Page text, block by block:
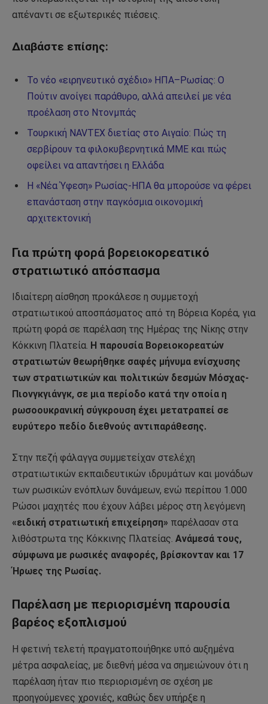
απέναντι σε εξωτερικές πιέσεις.
Διαβάστε επίσης:
Το νέο «ειρηνευτικό σχέδιο» ΗΠΑ–Ρωσίας: Ο
Πούτιν ανοίγει παράθυρο, αλλά απειλεί με νέα
προέλαση στο Ντονμπάς
Τουρκική NAVTEX διετίας στο Αιγαίο: Πώς τη
σερβίρουν τα φιλοκυβερνητικά ΜΜΕ και πώς
οφείλει να απαντήσει η Ελλάδα
Η «Νέα Ύφεση» Ρωσίας-ΗΠΑ θα μπορούσε να φέρει
επανάσταση στην παγκόσμια οικονομική
αρχιτεκτονική
Για πρώτη φορά βορειοκορεατικό
στρατιωτικό απόσπασμα
Ιδιαίτερη αίσθηση προκάλεσε η συμμετοχή
στρατιωτικού αποσπάσματος από τη Βόρεια Κορέα, για
πρώτη φορά σε παρέλαση της Ημέρας της Νίκης στην
Κόκκινη Πλατεία. Η παρουσία Βορειοκορεατών
στρατιωτών θεωρήθηκε σαφές μήνυμα ενίσχυσης
των στρατιωτικών και πολιτικών δεσμών Μόσχας-
Πιονγκγιάνγκ, σε μια περίοδο κατά την οποία η
ρωσοουκρανική σύγκρουση έχει μετατραπεί σε
ευρύτερο πεδίο διεθνούς αντιπαράθεσης.
Στην πεζή φάλαγγα συμμετείχαν στελέχη
στρατιωτικών εκπαιδευτικών ιδρυμάτων και μονάδων
των ρωσικών ενόπλων δυνάμεων, ενώ περίπου 1.000
Ρώσοι μαχητές που έχουν λάβει μέρος στη λεγόμενη
«ειδική στρατιωτική επιχείρηση» παρέλασαν στα
λιθόστρωτα της Κόκκινης Πλατείας. Ανάμεσά τους,
σύμφωνα με ρωσικές αναφορές, βρίσκονταν και 17
Ήρωες της Ρωσίας.
Παρέλαση με περιορισμένη παρουσία
βαρέος εξοπλισμού
Η φετινή τελετή πραγματοποιήθηκε υπό αυξημένα
μέτρα ασφαλείας, με διεθνή μέσα να σημειώνουν ότι η
παρέλαση ήταν πιο περιορισμένη σε σχέση με
προηγούμενες χρονιές, καθώς δεν υπήρξε η